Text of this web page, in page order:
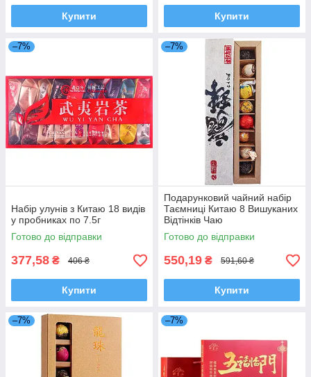
Купити Купити
–7%
Набір улунів з Китаю 18 видів
у пробниках по 7.5г
Готово до відправки
377,58 ₴ 406 ₴
Купити
–7%
Подарунковий чайний набір
Таємниці Китаю 8 Вишуканих
Відтінків Чаю
Готово до відправки
550,19 ₴ 591,60 ₴
Купити
–7% –7%